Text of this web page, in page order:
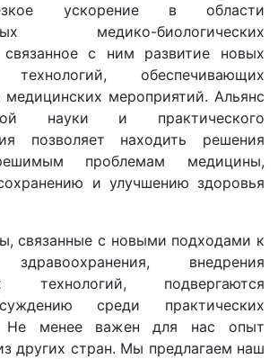
ускорение в области
медико-биологических
связанное с ним развитие новых
технологий, обеспечивающих
медицинских мероприятий. Альянс
науки и практического
позволяет находить решения
проблемам медицины,
и улучшению здоровья
связанные с новыми подходами к
здравоохранения, внедрения
технологий, подвергаются
среди практических
Не менее важен для нас опыт
других стран. Мы предлагаем наш